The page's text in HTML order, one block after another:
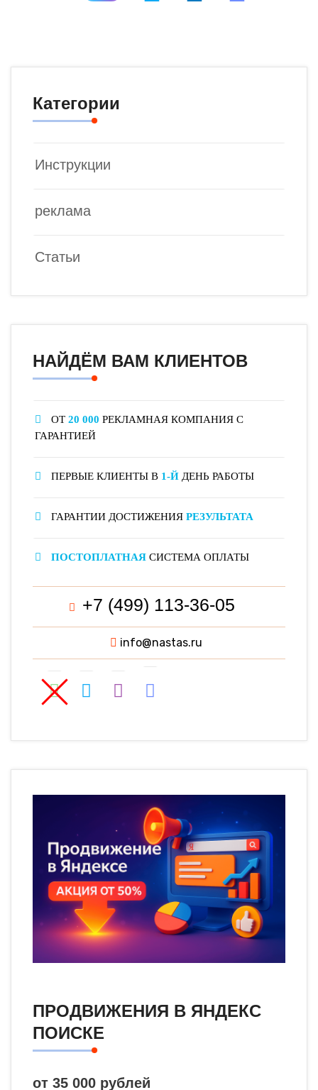
Категории
Инструкции
реклама
Статьи
НАЙДЁМ ВАМ КЛИЕНТОВ
ОТ 20 000 РЕКЛАМНАЯ КОМПАНИЯ С
ГАРАНТИЕЙ
ПЕРВЫЕ КЛИЕНТЫ В 1-Й ДЕНЬ РАБОТЫ
ГАРАНТИИ ДОСТИЖЕНИЯ РЕЗУЛЬТАТА
ПОСТОПЛАТНАЯ СИСТЕМА ОПЛАТЫ
+7 (499) 113-36-05
info@nastas.ru
ПРОДВИЖЕНИЯ В ЯНДЕКС
ПОИСКЕ
от 35 000 рублей